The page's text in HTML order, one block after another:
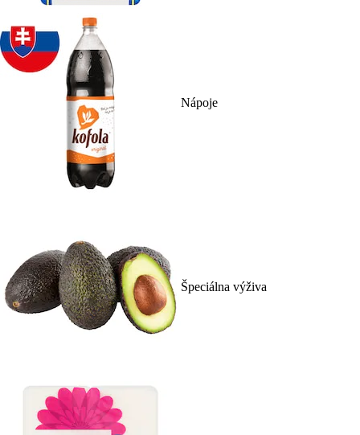
Nápoje
Špeciálna výživa